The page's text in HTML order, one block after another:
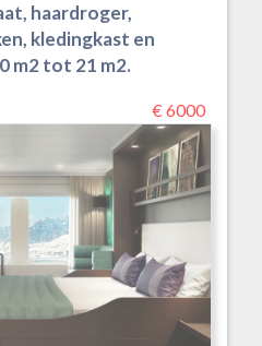
haardroger,
kledingkast en
m2 tot 21 m2.
€ 6000